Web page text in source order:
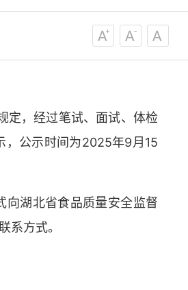
，经过笔试、面试、体检
，公示时间为2025年9月15
湖北省食品质量安全监督
系方式。